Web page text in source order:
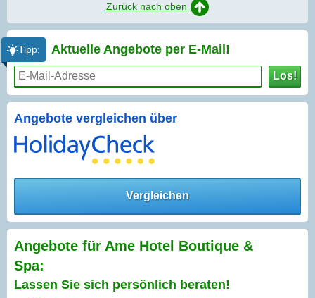
Zurück nach oben
Tipp: Aktuelle Angebote per E-Mail!
Los!
Angebote vergleichen über
Vergleichen
Angebote für Ame Hotel Boutique &
Spa:
Lassen Sie sich persönlich beraten!